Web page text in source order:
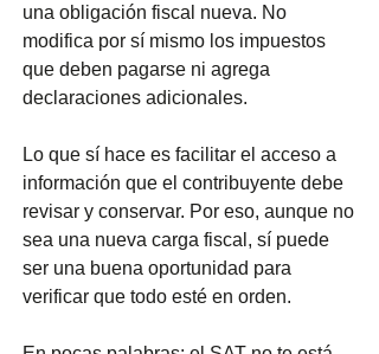
una obligación fiscal nueva. No
modifica por sí mismo los impuestos
que deben pagarse ni agrega
declaraciones adicionales.
Lo que sí hace es facilitar el acceso a
información que el contribuyente debe
revisar y conservar. Por eso, aunque no
sea una nueva carga fiscal, sí puede
ser una buena oportunidad para
verificar que todo esté en orden.